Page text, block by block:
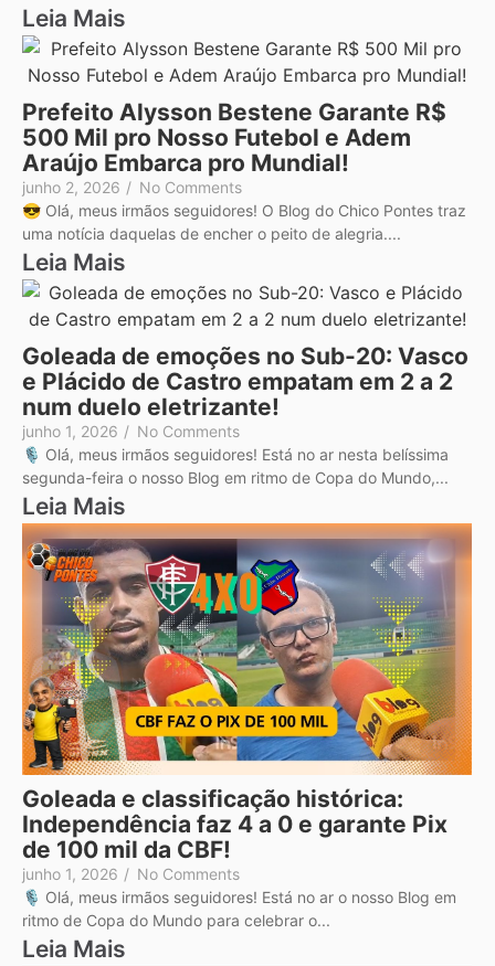
Leia Mais
Prefeito Alysson Bestene Garante R$
500 Mil pro Nosso Futebol e Adem
Araújo Embarca pro Mundial!
junho 2, 2026 / No Comments
😎 Olá, meus irmãos seguidores! O Blog do Chico Pontes traz
uma notícia daquelas de encher o peito de alegria....
Leia Mais
Goleada de emoções no Sub-20: Vasco
e Plácido de Castro empatam em 2 a 2
num duelo eletrizante!
junho 1, 2026 / No Comments
🎙️ Olá, meus irmãos seguidores! Está no ar nesta belíssima
segunda-feira o nosso Blog em ritmo de Copa do Mundo,...
Leia Mais
Goleada e classificação histórica:
Independência faz 4 a 0 e garante Pix
de 100 mil da CBF!
junho 1, 2026 / No Comments
🎙️ Olá, meus irmãos seguidores! Está no ar o nosso Blog em
ritmo de Copa do Mundo para celebrar o...
Leia Mais